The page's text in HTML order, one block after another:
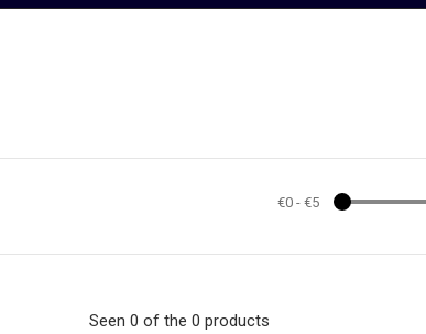
€0- €5
Seen 0 of the 0 products